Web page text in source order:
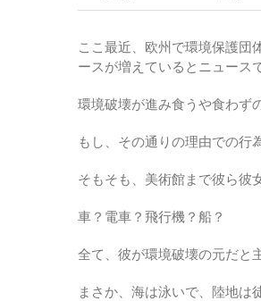
ここ最近、欧州で環境保護団
ースが増えているとニュース
環境破壊が進み食うや食わず
もし、その通りの理由での行
そもそも、美術館まで彼ら彼
車？電車？飛行機？船？
全て、彼が環境破壊の元だと
まさか、海は泳いで、陸地は